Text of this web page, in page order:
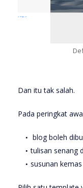
Dan itu tak salah.
Pada peringkat
blog boleh
tulisan senang
susunan kemas